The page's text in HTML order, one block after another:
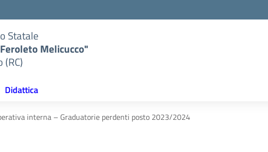
Statale
Melicucco"
Didattica
interna – Graduatorie perdenti posto 2023/2024